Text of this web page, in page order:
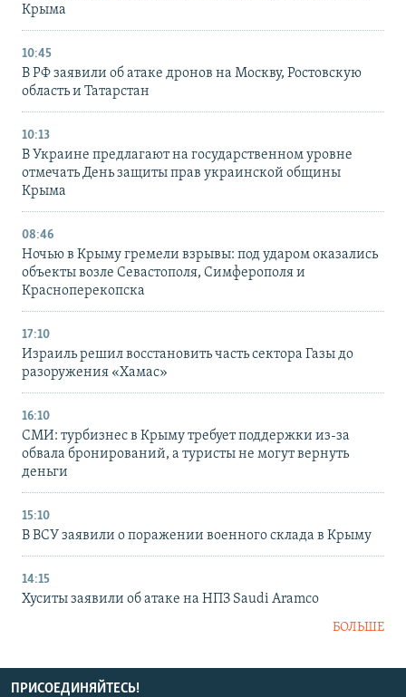
Крыма
10:45
В РФ заявили об атаке дронов на Москву, Ростовскую
область и Татарстан
10:13
В Украине предлагают на государственном уровне
отмечать День защиты прав украинской общины
Крыма
08:46
Ночью в Крыму гремели взрывы: под ударом оказались
объекты возле Севастополя, Симферополя и
Красноперекопска
17:10
Израиль решил восстановить часть сектора Газы до
разоружения «Хамас»
16:10
СМИ: турбизнес в Крыму требует поддержки из-за
обвала бронирований, а туристы не могут вернуть
деньги
15:10
В ВСУ заявили о поражении военного склада в Крыму
14:15
Хуситы заявили об атаке на НПЗ Saudi Aramco
БОЛЬШЕ
ПРИСОЕДИНЯЙТЕСЬ!